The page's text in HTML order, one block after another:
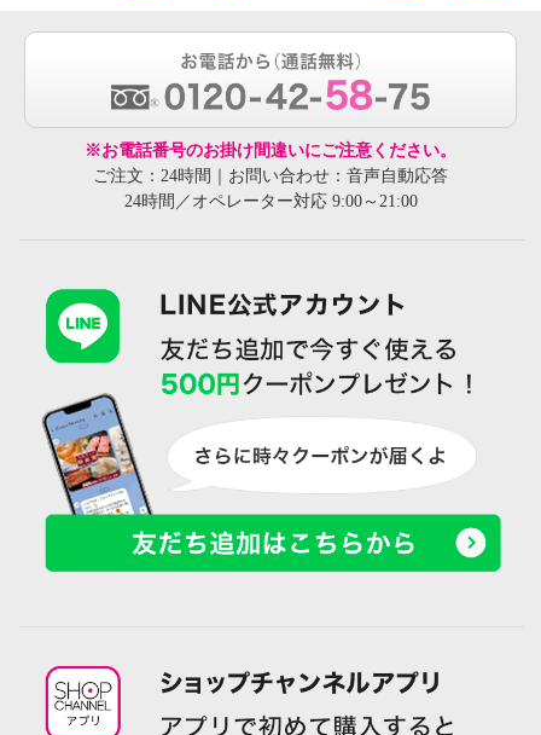
※お電話番号のお掛け間違いにご注意ください。
ご注文：24時間｜お問い合わせ：音声自動応答
24時間／オペレーター対応 9:00～21:00